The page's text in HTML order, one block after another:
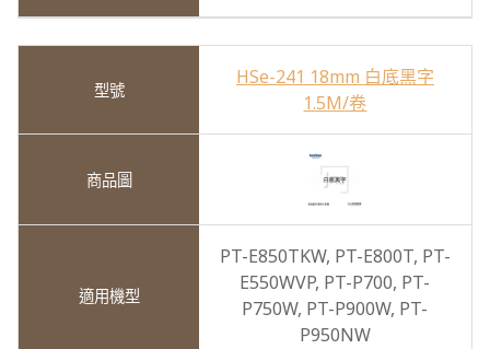
HSe-241 18mm 白底黑字
1.5M/卷
PT-E850TKW, PT-E800T, PT-
E550WVP, PT-P700, PT-
P750W, PT-P900W, PT-
P950NW